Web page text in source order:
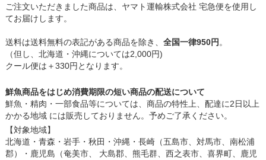
ご注文いただきました商品は、ヤマト運輸株式会社 宅急便を使用し
てお届けします。
送料は送料無料の表記がある商品を除き、 全国一律950円 。
（但し、北海道・沖縄については2,000円)
クール便は＋330円となります。
鮮魚商品をはじめ消費期限の短い商品の配送について
鮮魚・精肉・一部食品等については、商品の特性上、配達に2日以上
かかる地域 には販売しておりません。予めご了承ください。
【対象地域】
北海道・青森・岩手・秋田・沖縄・長崎（五島市、対馬市、南松浦
郡）・鹿児島（奄美市、 大島郡、熊毛群、西之表市、喜界町、鹿児